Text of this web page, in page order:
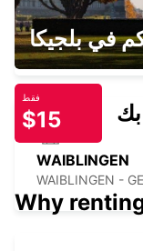
STUTTGART
STUTTGART -
WAIBLINGEN
WAIBLINGEN -
في بلجيكا
فقط
$15
Why